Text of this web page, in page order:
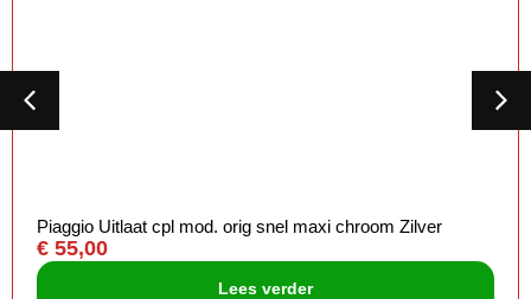
Piaggio Uitlaat cpl mod. orig snel maxi chroom Zilver
€ 55,00
Lees verder